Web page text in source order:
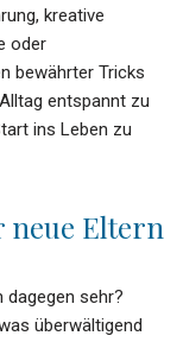
kreative
oder
bewährter Tricks
entspannt zu
ins Leben zu
neue Eltern
dagegen sehr?
überwältigend